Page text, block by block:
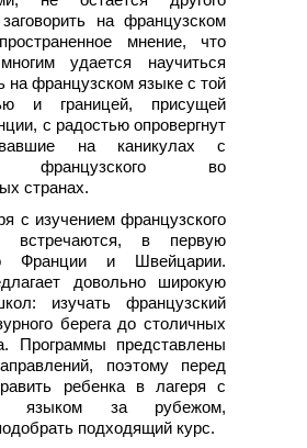
на французском
мнение, что
удается научиться
на французском языке с той
и границей, присущей
с радостью опровергнут
на каникулах с
французского во
странах.
с изучением французского
встречаются, в первую
Франции и Швейцарии.
довольно широкую
изучать французский
берега до столичных
Программы представлены
поэтому перед
ребенка в лагеря с
языком за рубежом,
подходящий курс.